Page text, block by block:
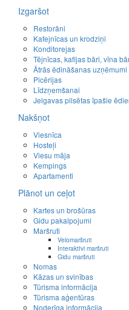
Izgaršot
Restorāni
Kafejnīcas un krodziņi
Konditorejas
Tējnīcas, kafijas bāri, vīna
Ātrās ēdināšanas uzņēmumi
Picērijas
Līdzņemšanai
Jelgavas pilsētas īpašie
Nakšņot
Viesnīca
Hosteļi
Viesu māja
Kempings
Apartamenti
Plānot un ceļot
Kartes un brošūras
Gidu pakalpojumi
Maršruti
Velomaršruti
Interaktīvi maršruti
Gidu maršruti
Nomas
Kāzas un svinības
Tūrisma informācija
Tūrisma aģentūras
Noderīga informācija